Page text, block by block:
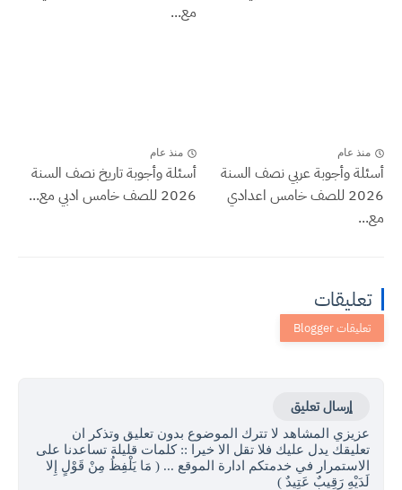
مع...
منذ عام
أسئلة وأجوبة عربي نصف السنة
2026 للصف خامس اعدادي
مع...
منذ عام
أسئلة وأجوبة تاريخ نصف السنة
2026 للصف خامس ادبي مع...
تعليقات
إرسال تعليق
عزيزي المشاهد لا تترك الموضوع بدون تعليق وتذكر ان
تعليقك يدل عليك فلا تقل الا خيرا :: كلمات قليلة تساعدنا على
الاستمرار في خدمتكم ادارة الموقع ... ( مَا يَلْفِظُ مِنْ قَوْلٍ إِلا
لَدَيْهِ رَقِيبٌ عَتِيدٌ )